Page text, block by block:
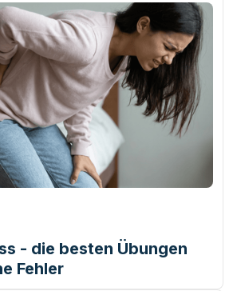
- die besten Übungen
Fehler